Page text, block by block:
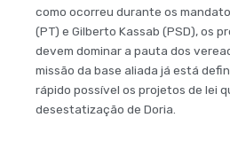
como ocorreu durante os
(PT) e Gilberto Kassab (PSD), os
devem dominar a pauta dos
missão da base aliada já está
rápido possível os projetos de lei
desestatização de Doria.